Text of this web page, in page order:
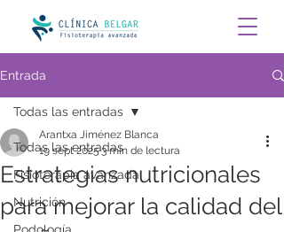
Entrada
Todas las entradas
Fisioterapia avanzada
Nutrición
Todas las entradas
Estrategias nutricionales
para mejorar la calidad del
Arantxa Jiménez Blanca
19 sept 20253 min de lectura